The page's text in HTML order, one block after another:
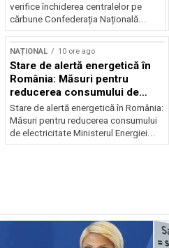
verifice închiderea centralelor pe
cărbune Confederația Națională...
NAȚIONAL 10 ore ago
Stare de alertă energetică în
România: Măsuri pentru
reducerea consumului de
electricitate
Stare de alertă energetică în România:
Măsuri pentru reducerea consumului
de electricitate Ministerul Energiei...